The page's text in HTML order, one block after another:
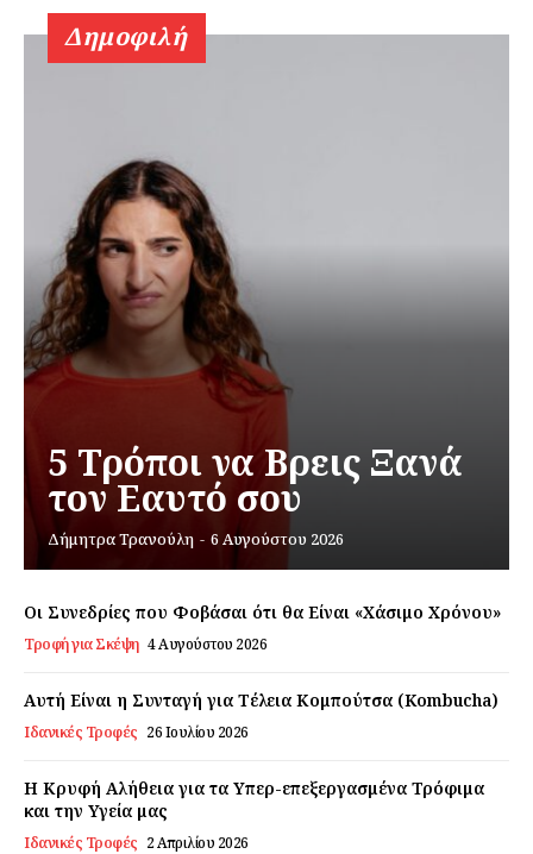
Εγγραφείτε τώρα!
Daily Food
Σχετικά με εμάς
Ο λογαριασμός μου
Επικοινωνία
Δημοφιλή
5 Τρόποι να Βρεις Ξανά
τον Εαυτό σου
Δήμητρα Τρανούλη - 6 Αυγούστου 2026
Οι Συνεδρίες που Φοβάσαι ότι θα Είναι «Χάσιμο Χρόνου»
Τροφή για Σκέψη 4 Αυγούστου 2026
Αυτή Είναι η Συνταγή για Τέλεια Κομπούτσα (Kombucha)
Ιδανικές Τροφές 26 Ιουλίου 2026
Η Κρυφή Αλήθεια για τα Υπερ-επεξεργασμένα Τρόφιμα
και την Υγεία μας
Ιδανικές Τροφές 2 Απριλίου 2026